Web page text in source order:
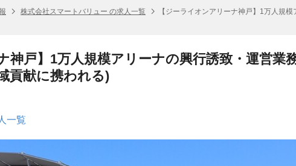
株式会社スマートバリュー の求人一覧
【ジーライオンアリーナ神戸】1万人規
神戸】1万人規模アリーナの興行誘致・運営業
貢献に携われる)
一覧